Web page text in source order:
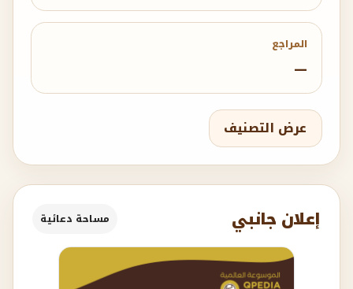
المراجع
—
عرض التصنيف
إعلان جانبي مساحة دعائية